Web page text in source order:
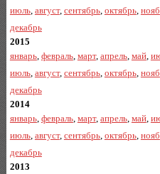
июль, август, сентябрь, октябрь,
декабрь
2015
январь, февраль, март, апрель, май,
июль, август, сентябрь, октябрь,
декабрь
2014
январь, февраль, март, апрель, май,
июль, август, сентябрь, октябрь,
декабрь
2013